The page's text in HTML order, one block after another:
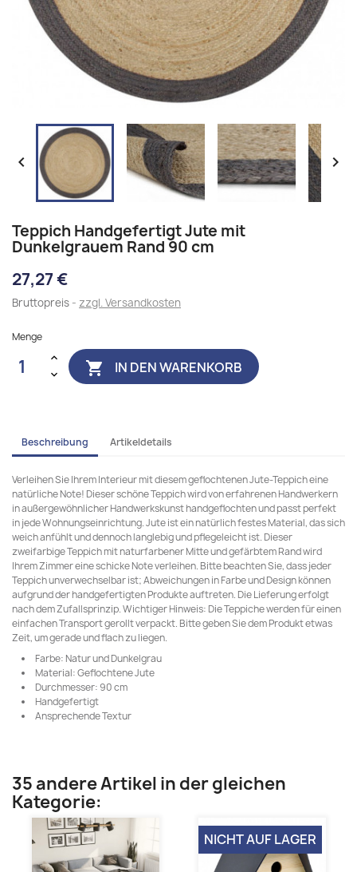
 
Teppich Handgefertigt Jute mit
Dunkelgrauem Rand 90 cm
27,27 €
Bruttopreis zzgl. Versandkosten
Menge
 IN DEN WARENKORB
Beschreibung Artikeldetails
Verleihen Sie Ihrem Interieur mit diesem geflochtenen Jute-Teppich eine
natürliche Note! Dieser schöne Teppich wird von erfahrenen Handwerkern
in außergewöhnlicher Handwerkskunst handgeflochten und passt perfekt
in jede Wohnungseinrichtung. Jute ist ein natürlich festes Material, das sich
weich anfühlt und dennoch langlebig und pflegeleicht ist. Dieser
zweifarbige Teppich mit naturfarbener Mitte und gefärbtem Rand wird
Ihrem Zimmer eine schicke Note verleihen. Bitte beachten Sie, dass jeder
Teppich unverwechselbar ist; Abweichungen in Farbe und Design können
aufgrund der handgefertigten Produkte auftreten. Die Lieferung erfolgt
nach dem Zufallsprinzip. Wichtiger Hinweis: Die Teppiche werden für einen
einfachen Transport gerollt verpackt. Bitte geben Sie dem Produkt etwas
Zeit, um gerade und flach zu liegen.
Farbe: Natur und Dunkelgrau
Material: Geflochtene Jute
Durchmesser: 90 cm
Handgefertigt
Ansprechende Textur
35 andere Artikel in der gleichen
Kategorie:
NICHT AUF LAGER